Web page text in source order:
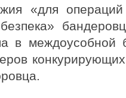
«для
в